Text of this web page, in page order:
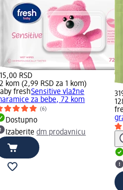
RSD
kom (2,99 RSD za 1 kom)
freshSensitive vlažne
za bebe, 72 kom
(6)
Dostupno
Izaberitedm prodavnicu